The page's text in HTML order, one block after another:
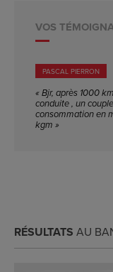
VOS
PASCAL PIERRON
« Bjr, après 1000
conduite , un
consommation en
kgm »
RÉSULTATS AU